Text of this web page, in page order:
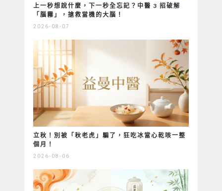
上一秒想說什麼，下一秒全忘記？中醫 3 招破解
「腦霧」，搶救當機的大腦！
2026-08-07
立秋！別被「秋老虎」騙了，狂吃冰當心乾咳一整
個月！
2026-08-06